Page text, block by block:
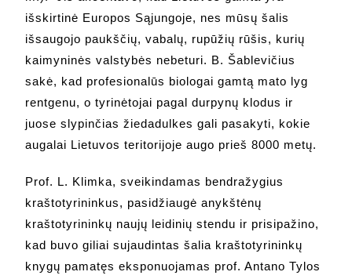
išskirtinė Europos Sąjungoje, nes mūsų šalis
išsaugojo paukščių, vabalų, rupūžių rūšis, kurių
kaimyninės valstybės nebeturi. B. Šablevičius
sakė, kad profesionalūs biologai gamtą mato lyg
rentgenu, o tyrinėtojai pagal durpynų klodus ir
juose slypinčias žiedadulkes gali pasakyti, kokie
augalai Lietuvos teritorijoje augo prieš 8000 metų.
Prof. L. Klimka, sveikindamas bendražygius
kraštotyrininkus, pasidžiaugė anykštėnų
kraštotyrininkų naujų leidinių stendu ir prisipažino,
kad buvo giliai sujaudintas šalia kraštotyrininkų
knygų pamatęs eksponuojamas prof. Antano Tylos